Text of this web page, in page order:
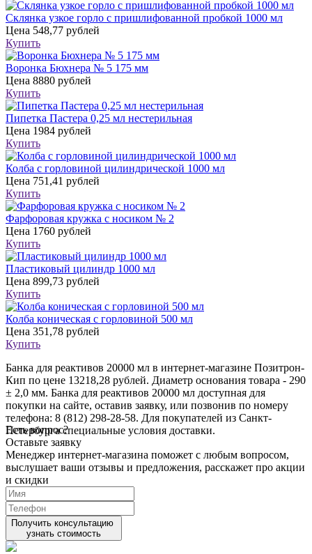
Склянка узкое горло с пришлифованной пробкой 1000 мл
Цена 548,77 рублей
Купить
Воронка Бюхнера № 5 175 мм
Цена 8880 рублей
Купить
Пипетка Пастера 0,25 мл нестерильная
Цена 1984 рублей
Купить
Колба с горловиной цилиндрической 1000 мл
Цена 751,41 рублей
Купить
Фарфоровая кружка с носиком № 2
Цена 1760 рублей
Купить
Пластиковый цилиндр 1000 мл
Цена 899,73 рублей
Купить
Колба коническая с горловиной 500 мл
Цена 351,78 рублей
Купить
Банка для реактивов 20000 мл в интернет-магазине Позитрон-
Кип по цене 13218,28 рублей. Диаметр основания товара - 290
± 2,0 мм. Банка для реактивов 20000 мл доступная для
покупки на сайте, оставив заявку, или позвонив по номеру
телефона: 8 (812) 298-28-58. Для покупателей из Санкт-
Петербурга специальные условия доставки.
Есть вопрос?
Оставьте заявку
Менеджер интернет-магазина поможет с любым вопросом,
выслушает ваши отзывы и предложения, расскажет про акции
и скидки
Получить консультацию
узнать стоимость